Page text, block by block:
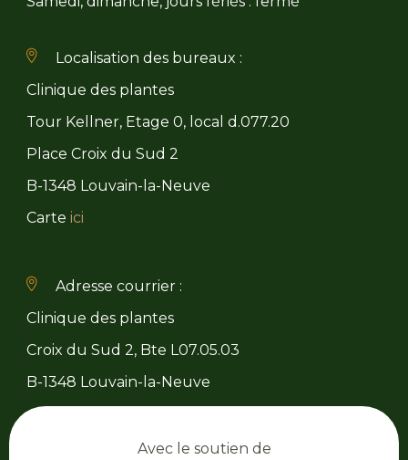
Localisation des bureaux :
Clinique des plantes
Tour Kellner, Etage 0, local d.077.20
Place Croix du Sud 2
B-1348 Louvain-la-Neuve
Carte ici
Adresse courrier :
Clinique des plantes
Croix du Sud 2, Bte L07.05.03
B-1348 Louvain-la-Neuve
Avec le soutien de